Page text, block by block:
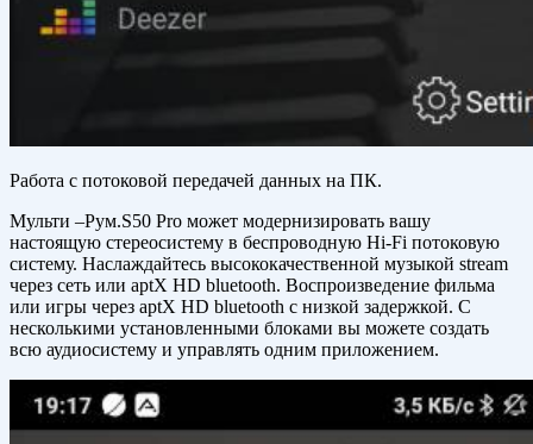
Работа с потоковой передачей данных на ПК.
Мульти –Рум.S50 Pro может модернизировать вашу
настоящую стереосистему в беспроводную Hi-Fi потоковую
систему. Наслаждайтесь высококачественной музыкой stream
через сеть или aptX HD bluetooth. Воспроизведение фильма
или игры через aptX HD bluetooth с низкой задержкой. С
несколькими установленными блоками вы можете создать
всю аудиосистему и управлять одним приложением.